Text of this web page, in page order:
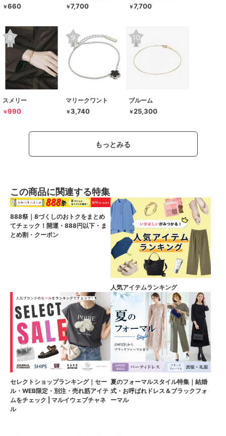
￥660 ￥7,700 ￥7,700
スメリー
￥990
マリークワント
￥3,740
ブルーム
￥25,300
もっとみる
この商品に関連する特集
888祭｜8づくしのおトクをまとめ
てチェック！開運・888円以下・ま
とめ割・クーポン
人気アイテムランキング
セレクトショップランキング｜セー
ル・WEB限定・別注・売れ筋アイテ
ムをチェック | マルイウェブチャネ
ル
夏のフォーマルスタイル特集｜結婚
式・お呼ばれドレス＆ブラックフォ
ーマル